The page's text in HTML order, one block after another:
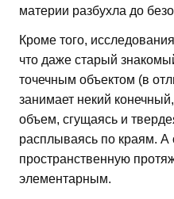
материи разбухла до
Кроме того,
что даже старый
точечным объектом (в
занимает некий
объем, сгущаясь и
расплываясь по краям.
пространственную
элементарным.